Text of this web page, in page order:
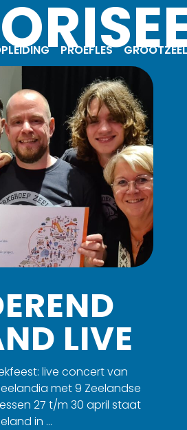
PROEFLES
LIVE
live concert van
met 9 Zeelandse
27 t/m 30 april staat
in …